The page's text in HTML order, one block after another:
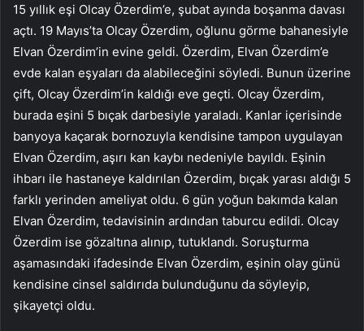
15 yıllık eşi Olcay Özerdim’e, şubat ayında boşanma davası
açtı. 19 Mayıs’ta Olcay Özerdim, oğlunu görme bahanesiyle
Elvan Özerdim’in evine geldi. Özerdim, Elvan Özerdim’e
evde kalan eşyaları da alabileceğini söyledi. Bunun üzerine
çift, Olcay Özerdim’in kaldığı eve geçti. Olcay Özerdim,
burada eşini 5 bıçak darbesiyle yaraladı. Kanlar içerisinde
banyoya kaçarak bornozuyla kendisine tampon uygulayan
Elvan Özerdim, aşırı kan kaybı nedeniyle bayıldı. Eşinin
ihbarı ile hastaneye kaldırılan Özerdim, bıçak yarası aldığı 5
farklı yerinden ameliyat oldu. 6 gün yoğun bakımda kalan
Elvan Özerdim, tedavisinin ardından taburcu edildi. Olcay
Özerdim ise gözaltına alınıp, tutuklandı. Soruşturma
aşamasındaki ifadesinde Elvan Özerdim, eşinin olay günü
kendisine cinsel saldırıda bulunduğunu da söyleyip,
şikayetçi oldu.